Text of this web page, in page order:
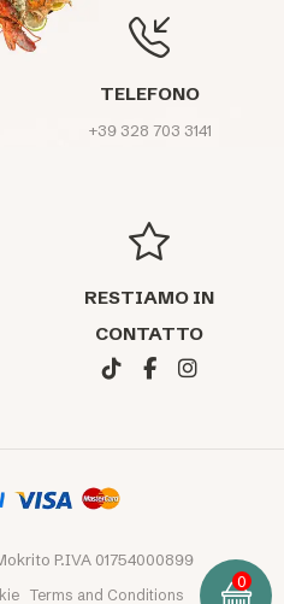
TELEFONO
+39 328 703 3141
RESTIAMO IN
CONTATTO
P.IVA 01754000899
Terms and Conditions
0